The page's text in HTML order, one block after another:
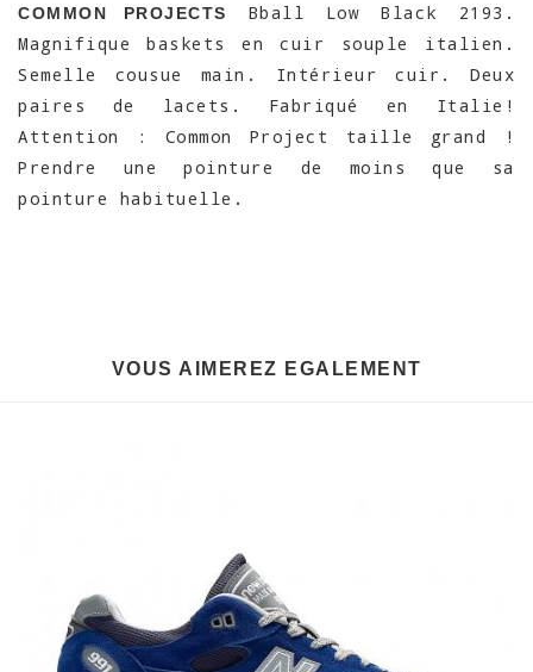
COMMON PROJECTS
Bball Low Black 2193.
Magnifique baskets en cuir souple italien.
Semelle cousue main. Intérieur cuir. Deux
paires de lacets. Fabriqué en Italie!
Attention : Common Project taille grand !
Prendre une pointure de moins que sa
pointure habituelle.
VOUS AIMEREZ EGALEMENT